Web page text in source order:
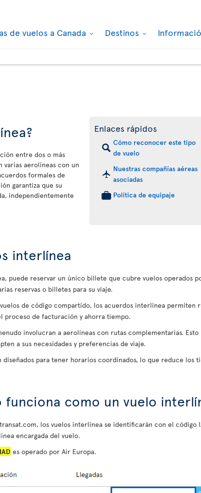
de vuelos a Canada Destinos
entre dos o más
varias aerolíneas con un
formales de
garantiza que su
independientemente
Enlaces rápidos
Cómo reconocer este tipo
de vuelo
Nuestras compañías aéreas
asociadas
Política de equipaje
interlínea
puede reservar un único billete que cubre vuelos operados
reservas o billetes para su viaje.
de código compartido, los acuerdos interlínea permiten
proceso de facturación y ahorra tiempo.
involucran a aerolíneas con rutas complementarias.
a sus necesidades y preferencias de viaje.
para tener horarios coordinados, lo que reduce los
funciona como un vuelo
los vuelos interlínea se identificarán con el código
encargada del vuelo.
es operado por Air Europa.